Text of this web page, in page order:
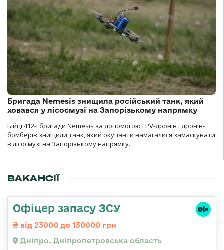
Бригада Nemesis знищила російський танк, який
ховався у лісосмузі на Запорізькому напрямку
Бійці 412-ї бригади Nemesis за допомогою FPV-дронів і дронів-
бомберів знищили танк, який окупанти намагалися замаскувати
в лісосмузі на Запорізькому напрямку.
ВАКАНСІЇ
Офіцер запасу ЗСУ
від 23000 до 130000 грн
Дніпро, Дніпропетровська область